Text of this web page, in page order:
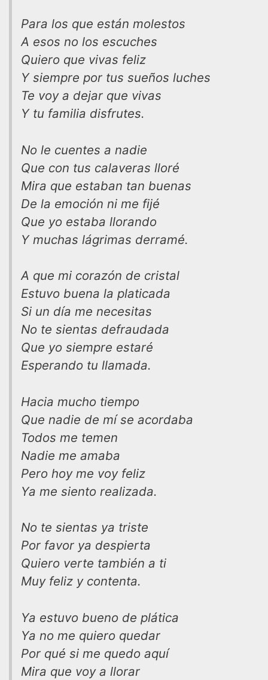
Para los que están molestos
A esos no los escuches
Quiero que vivas feliz
Y siempre por tus sueños luches
Te voy a dejar que vivas
Y tu familia disfrutes.
No le cuentes a nadie
Que con tus calaveras lloré
Mira que estaban tan buenas
De la emoción ni me fijé
Que yo estaba llorando
Y muchas lágrimas derramé.
A que mi corazón de cristal
Estuvo buena la platicada
Si un día me necesitas
No te sientas defraudada
Que yo siempre estaré
Esperando tu llamada.
Hacia mucho tiempo
Que nadie de mí se acordaba
Todos me temen
Nadie me amaba
Pero hoy me voy feliz
Ya me siento realizada.
No te sientas ya triste
Por favor ya despierta
Quiero verte también a ti
Muy feliz y contenta.
Ya estuvo bueno de plática
Ya no me quiero quedar
Por qué si me quedo aquí
Mira que voy a llorar